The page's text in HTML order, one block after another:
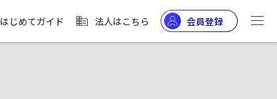
はじめてガイド 法人はこちら 会員登録